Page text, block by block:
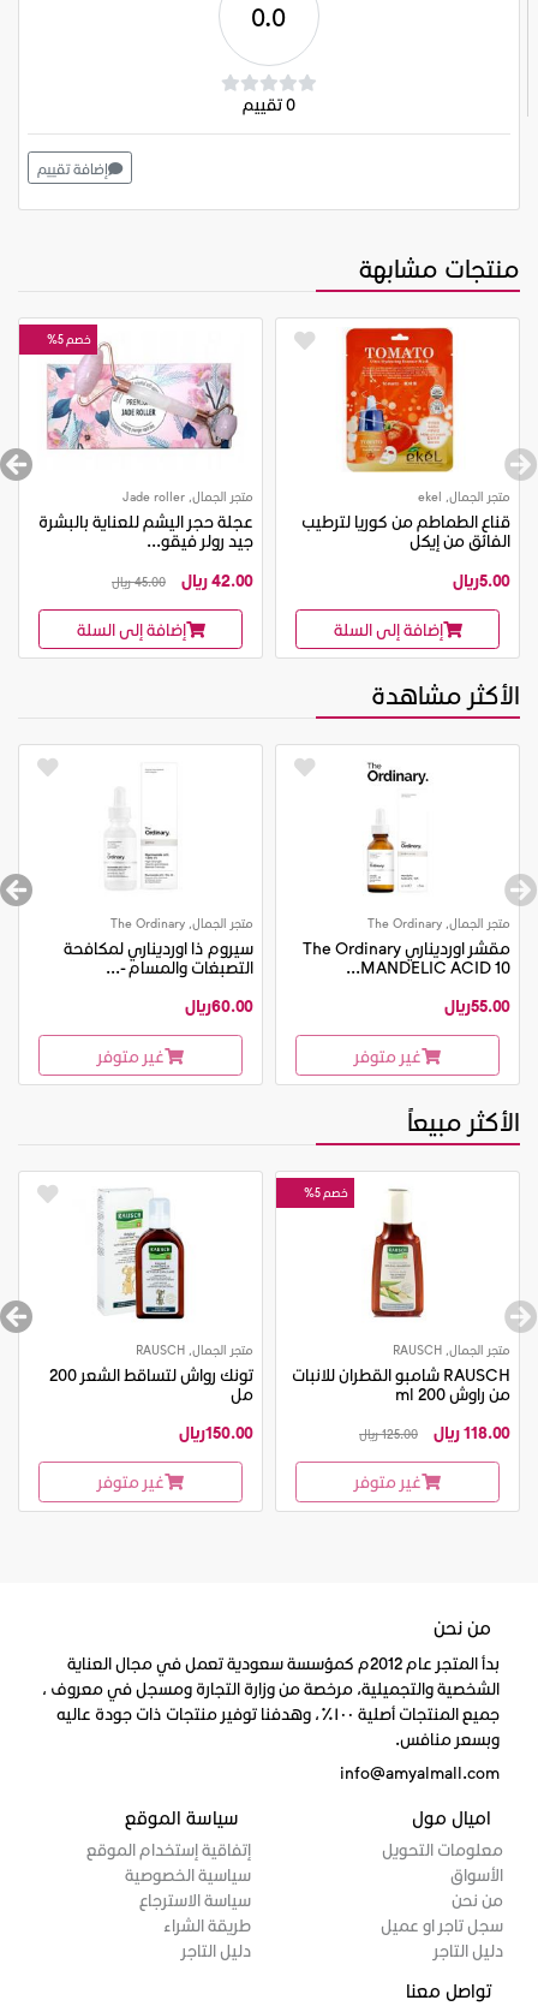
0.0
0 تقييم
إضافة تقييم
منتجات مشابهة
متجر الجمال, ekel
قناع الطماطم من كوريا لترطيب
الفائق من إيكل
5.00ريال
إضافة إلى السلة
خصم 5%
متجر الجمال, Jade roller
عجلة حجر اليشم للعناية بالبشرة
جيد رولر فيقو...
42.00 ريال
45.00 ريال
إضافة إلى السلة
الأكثر مشاهدة
متجر الجمال, The Ordinary
مقشر اورديناري The Ordinary
MANDELIC ACID 10...
55.00ريال
غير متوفر
متجر الجمال, The Ordinary
سيروم ذا اورديناري لمكافحة
التصبغات والمسام -...
60.00ريال
غير متوفر
الأكثر مبيعاً
خصم 5%
متجر الجمال, RAUSCH
RAUSCH شامبو القطران للانبات
من راوش 200 ml
118.00 ريال
125.00 ريال
غير متوفر
متجر الجمال, RAUSCH
تونك رواش لتساقط الشعر 200
مل
150.00ريال
غير متوفر
من نحن
بدأ المتجر عام 2012م كمؤسسة سعودية تعمل في مجال العناية
الشخصية والتجميلية، مرخصة من وزارة التجارة ومسجل في معروف ،
جميع المنتجات أصلية ١٠٠٪، وهدفنا توفير منتجات ذات جودة عاليه
وبسعر منافس.
info@amyalmall.com
اميال مول
معلومات التحويل
الأسواق
من نحن
سجل تاجر او عميل
دليل التاجر
سياسة الموقع
إتفاقية إستخدام الموقع
سياسية الخصوصية
سياسة الاسترجاع
طريقة الشراء
دليل التاجر
تواصل معنا